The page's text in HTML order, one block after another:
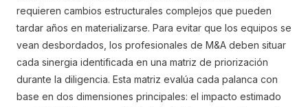
requieren cambios estructurales complejos que pueden
tardar años en materializarse. Para evitar que los equipos se
vean desbordados, los profesionales de M&A deben situar
cada sinergia identificada en una matriz de priorización
durante la diligencia. Esta matriz evalúa cada palanca con
base en dos dimensiones principales: el impacto estimado